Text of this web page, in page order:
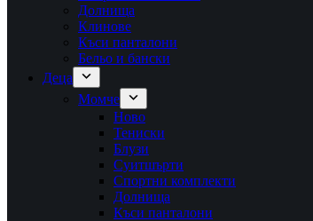
Долнища
Клинове
Къси панталони
Бельо и бански
Деца
Момче
Ново
Тениски
Блузи
Суитшърти
Спортни комплекти
Долнища
Къси панталони